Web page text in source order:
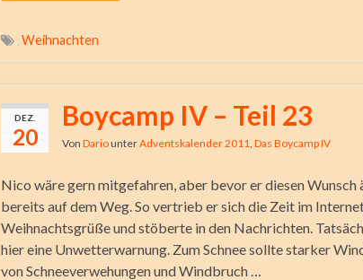
Weihnachten
DEZ.
20
Boycamp IV – Teil 23
Von DariounterAdventskalender 2011, Das Boycamp IV
Nico wäre gern mitgefahren, aber bevor er diesen Wunsch
bereits auf dem Weg. So vertrieb er sich die Zeit im
Weihnachtsgrüße und stöberte in den Nachrichten.
hier eine Unwetterwarnung. Zum Schnee sollte starker
von Schneeverwehungen und Windbruch …